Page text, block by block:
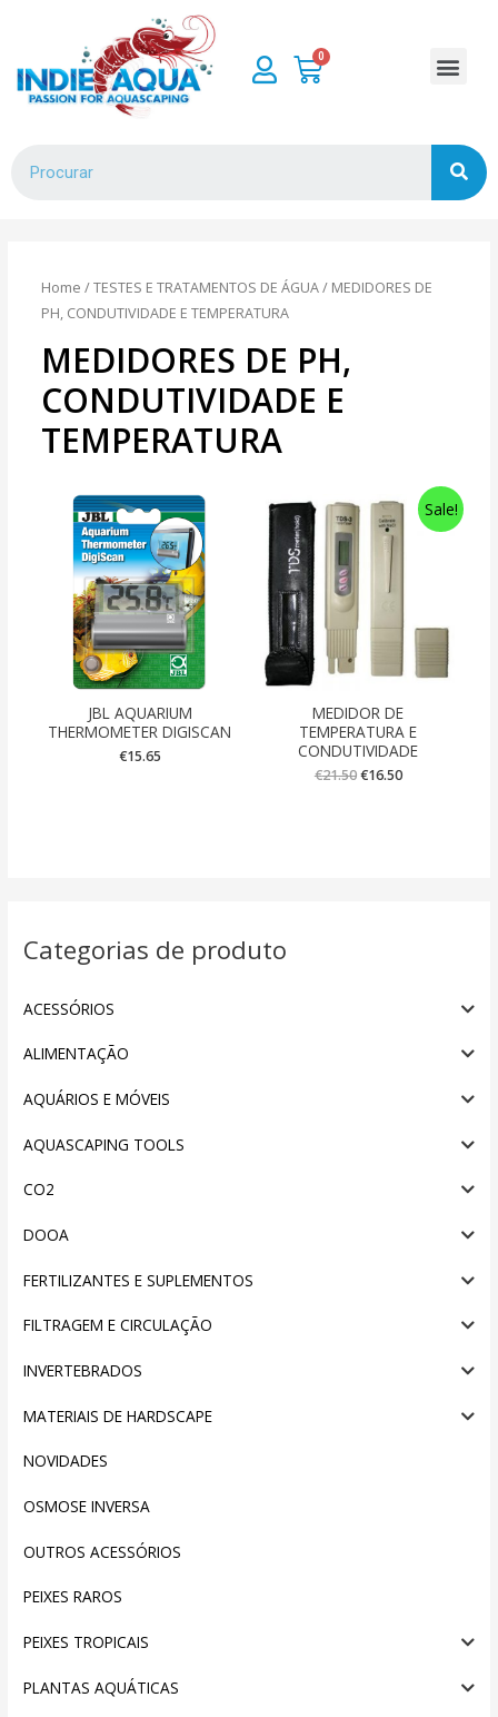
Categorias de produto
ACESSÓRIOS
ALIMENTAÇÃO
AQUÁRIOS E MÓVEIS
AQUASCAPING TOOLS
CO2
DOOA
FERTILIZANTES E SUPLEMENTOS
FILTRAGEM E CIRCULAÇÃO
INVERTEBRADOS
MATERIAIS DE HARDSCAPE
NOVIDADES
OSMOSE INVERSA
OUTROS ACESSÓRIOS
PEIXES RAROS
PEIXES TROPICAIS
PLANTAS AQUÁTICAS
Home /TESTES E TRATAMENTOS DE ÁGUA/ MEDIDORES DE
PH, CONDUTIVIDADE E TEMPERATURA
MEDIDORES DE PH,
CONDUTIVIDADE E
TEMPERATURA
JBL AQUARIUM
THERMOMETER DIGISCAN
€15.65
Sale!
MEDIDOR DE
TEMPERATURA E
CONDUTIVIDADE
€21.50€16.50